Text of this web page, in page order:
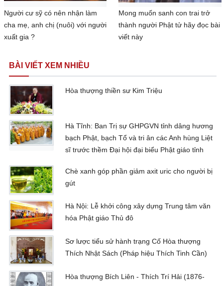
Người cư sỹ có nên nhận làm
cha mẹ, anh chị (nuôi) với người
xuất gia ?
Mong muốn sanh con trai trở
thành người Phật tử hãy đọc bài
viết này
BÀI VIẾT XEM NHIỀU
Hòa thượng thiền sư Kim Triệu
Hà Tĩnh: Ban Trị sự GHPGVN tỉnh dâng hương
bạch Phật, bạch Tổ và tri ân các Anh hùng Liệt
sĩ trước thềm Đại hội đại biểu Phật giáo tỉnh
Chè xanh góp phần giảm axit uric cho người bị
gút
Hà Nội: Lễ khởi công xây dựng Trung tâm văn
hóa Phật giáo Thủ đô
Sơ lược tiểu sử hành trạng Cố Hòa thượng
Thích Nhật Sách (Pháp hiệu Thích Tinh Cần)
Hòa thượng Bích Liên - Thích Trí Hải (1876-